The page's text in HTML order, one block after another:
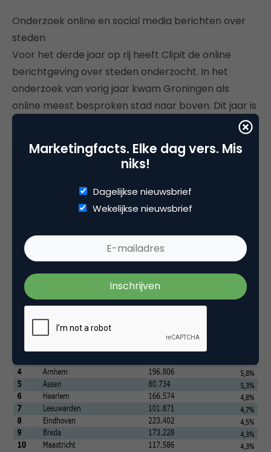
Onderzoek online en social media berichten over
steden
Voor het derde jaar op rij heeft Clipit de online
berichtgeving over steden onderzocht. In het
onderzoek van vorig jaar kwam Groningen als
online meest besproken stad naar boven. Dit jaar is
hoofdstad van Overijssel; Zwolle. Deze sportieve
stad heeft niet alleen veel online buzz weten te
wordt er onder andere rekening gehouden met het
aantal berichten waarin de stadsnaam wordt
Daarnaast is gekeken naar de mate van positieve
versus negatieve berichten, het soort bronnen
waarop geschreven wordt en de waarde die al
deze berichten vertegenwoordig voor de stad.
Marketingfacts. Elke dag vers. Mis
niks!
Dagelijkse nieuwsbrief
Wekelijkse nieuwsbrief